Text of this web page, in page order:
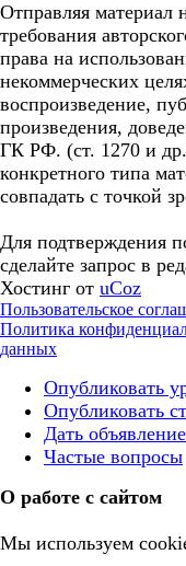
Отправляя материал
требования
права на
некоммерческих
воспроизведение,
произведения,
ГК РФ. (ст. 1270 и
конкретного типа
совпадать с точкой
Для подтверждения
сделайте запрос в
Хостинг от uCoz
Пользовательское
Политика
данных
Опубликовать
Опубликовать
Дать объявление
Частые вопросы
О работе с сайтом
Мы используем